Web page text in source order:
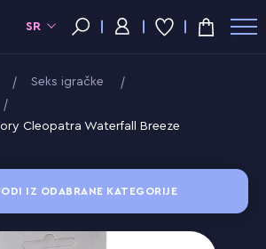
SR
Seks igračke
Cleopatra Waterfall Breeze
IZ ODABRANE KATEGORIJE